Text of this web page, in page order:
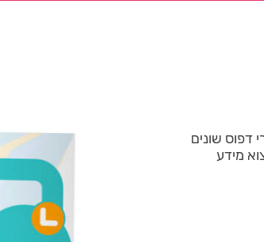
דפוס שונים
מידע